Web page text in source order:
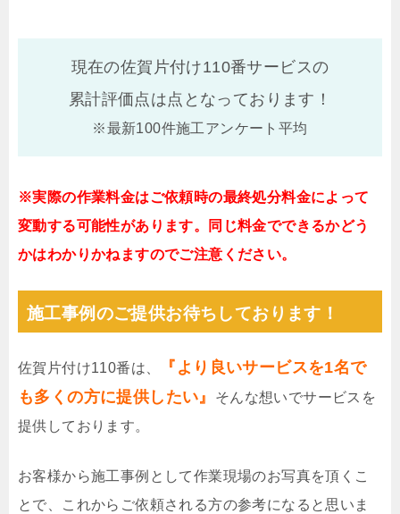
現在の佐賀片付け110番サービスの
累計評価点は点となっております！
※最新100件施工アンケート平均
※実際の作業料金はご依頼時の最終処分料金によって
変動する可能性があります。同じ料金でできるかどう
かはわかりかねますのでご注意ください。
施工事例のご提供お待ちしております！
佐賀片付け110番は、
『より良いサービスを1名で
も多くの方に提供したい』
そんな想いでサービスを
提供しております。
お客様から施工事例として作業現場のお写真を頂くこ
とで、これからご依頼される方の参考になると思いま